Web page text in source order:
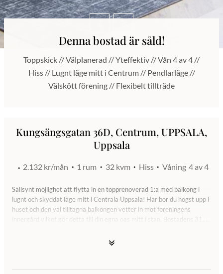
Denna bostad är såld!
Toppskick // Välplanerad // Yteffektiv // Vån 4 av 4 //
Hiss // Lugnt läge mitt i Centrum // Pendlarläge //
Välskött förening // Flexibelt tillträde
Kungsängsgatan 36D, Centrum, UPPSALA,
Uppsala
2.132 kr/mån 1 rum 32 kvm Hiss Våning 4 av 4
Sällsynt möjlighet att flytta in en topprenoverad 1:a med balkong i
lugnt och skyddat läge mitt i Centrala Uppsala! Här bor du högst upp i
huset och den väl tilltagna balkongen vetter in mot föreningens
innergård vilket gör detta till din egna oas mitt i stan. Bostadens 31,9
förvaringsutrymmen, stamrenoverat (-05) och helkaklat badrum där
och fullt utrustat kök med moderna material- och färgval.